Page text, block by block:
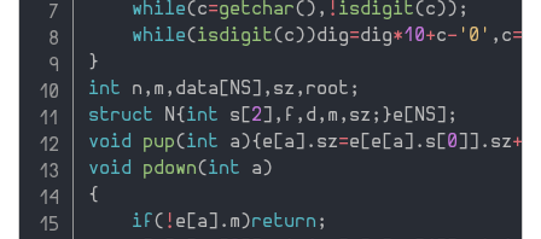
while(c=getchar() , ! isdigit(c)) ;
while(isdigit(c))dig=dig*10+c- '0' , c=
}
int n , m , data [NS] , sz , root ;
struct N{int s [2] , f , d , m , sz ; }e [NS] ;
void
pup(int a){e [a] . sz=e [e [a] . s [0] ] . sz+
void
pdown(int a)
{
if ( ! e [a] . m)return ;